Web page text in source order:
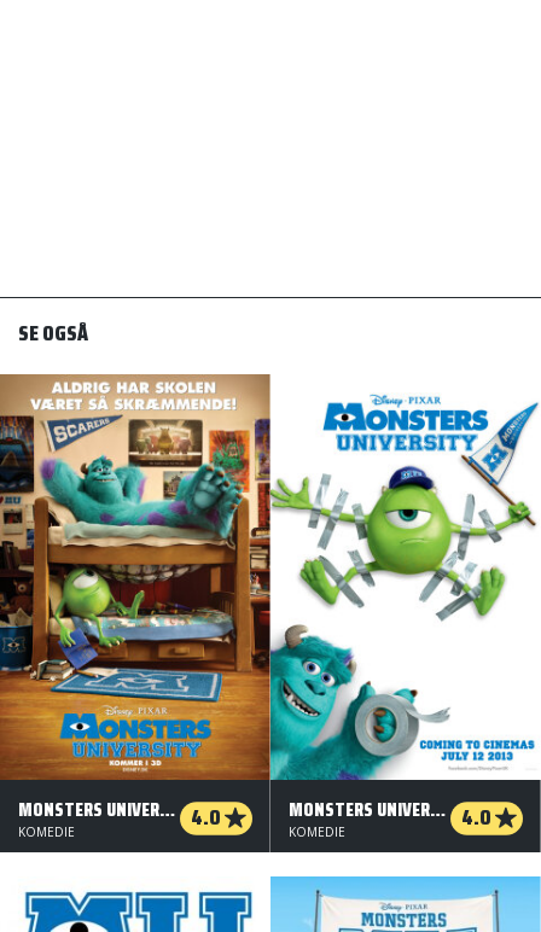
SE OGSÅ
MONSTERS UNIVERSITY - 3 D 4.0
KOMEDIE
MONSTERS UNIVERSITY - 2 D 4.0
KOMEDIE